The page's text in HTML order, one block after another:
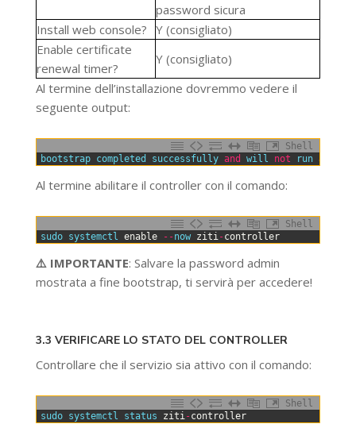
password sicura
Install web console? Y(consigliato)
Enable certificate
renewal timer?
Y(consigliato)
Al termine dell’installazione dovremmo vedere il
seguente output:
Shell
bootstrap completed successfully and will not run again
Al termine abilitare il controller con il comando:
Shell
sudo systemctl enable --now ziti -controller
⚠️ IMPORTANTE: Salvare la password admin
mostrata a fine bootstrap, ti servirà per accedere!
3.3 VERIFICARE LO STATO DEL CONTROLLER
Controllare che il servizio sia attivo con il comando:
Shell
sudo systemctl status ziti -controller